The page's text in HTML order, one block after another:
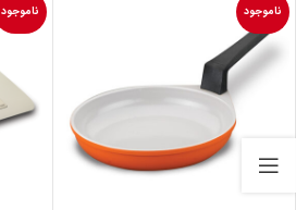
ناموجود ناموجود